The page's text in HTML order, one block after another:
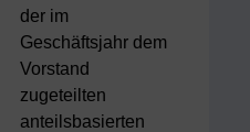
der im
Geschäftsjahr dem
Vorstand
zugeteilten
anteilsbasierten